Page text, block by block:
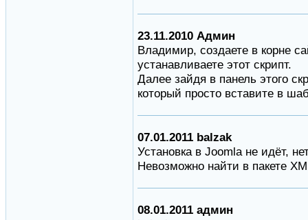
23.11.2010 Админ
Владимир, создаете в корне
устанавливаете этот скрипт.
Далее зайдя в панель этого
который просто вставите в
07.01.2011 balzak
Установка в Joomla не идёт,
Невозможно найти в пакете
08.01.2011 админ